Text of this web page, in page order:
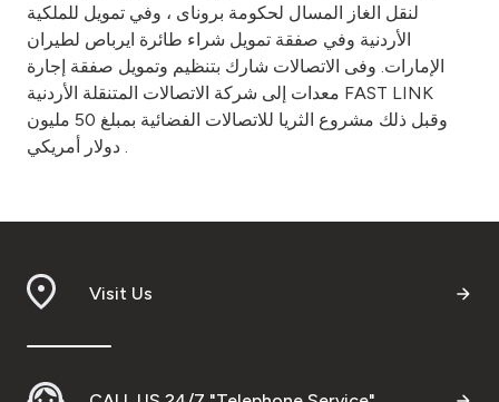
لنقل الغاز المسال لحكومة بروناى ، وفي تمويل للملكية
الأردنية وفي صفقة تمويل شراء طائرة ايرباص لطيران
الإمارات. وفى الاتصالات شارك بتنظيم وتمويل صفقة إجارة
معدات إلى شركة الاتصالات المتنقلة الأردنية FAST LINK
وقبل ذلك مشروع الثريا للاتصالات الفضائية بمبلغ 50 مليون
دولار أمريكي .
Visit Us